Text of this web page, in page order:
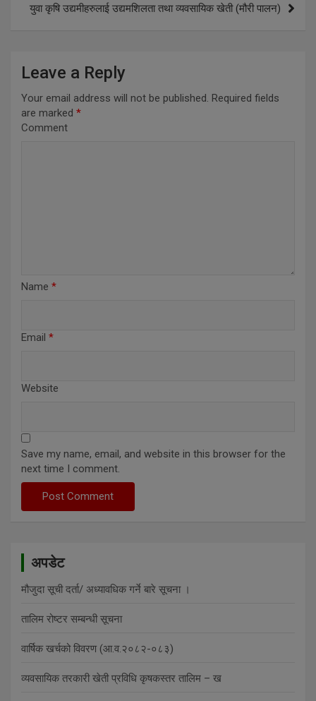
युवा कृषि उद्यमीहरुलाई उद्यमशिलता तथा व्यवसायिक खेती (मौरी पालन)
Leave a Reply
Your email address will not be published. Required fields
are marked *
Comment
Name *
Email *
Website
Save my name, email, and website in this browser for the
next time I comment.
अपडेट
मौजुदा सूची दर्ता/ अध्यावधिक गर्ने बारे सूचना ।
तालिम रोष्टर सम्बन्धी सूचना
वार्षिक खर्चको विवरण (आ.व.२०८२-०८३)
व्यवसायिक तरकारी खेती प्रविधि कृषकस्तर तालिम – ख